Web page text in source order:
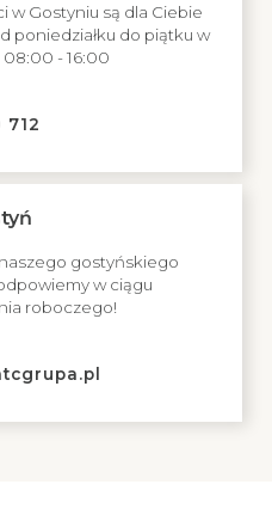
w Gostyniu są dla Ciebie
poniedziałku do piątku w
- 16:00
712
gostyńskiego
w ciągu
roboczego!